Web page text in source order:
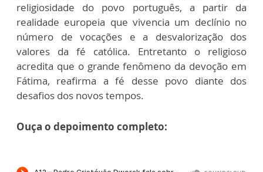
religiosidade do povo português, a partir da
realidade europeia que vivencia um declínio no
número de vocações e a desvalorização dos
valores da fé católica. Entretanto o religioso
acredita que o grande fenômeno da devoção em
Fátima, reafirma a fé desse povo diante dos
desafios dos novos tempos.
Ouça o depoimento completo: